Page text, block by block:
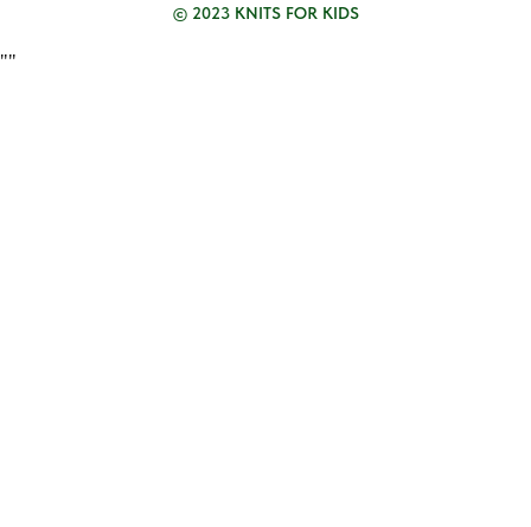
© 2023 KNITS FOR KIDS
""